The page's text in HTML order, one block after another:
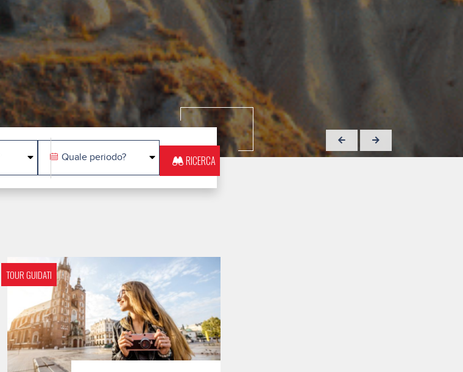
Quale periodo? RICERCA
TOUR GUIDATI